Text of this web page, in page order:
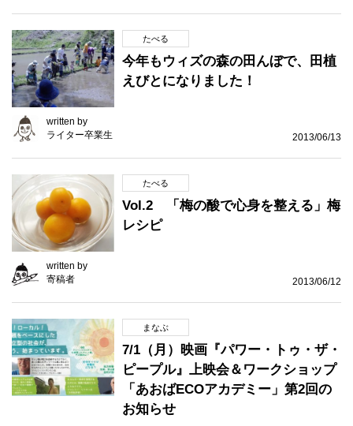
たべる
今年もウィズの森の田んぼで、田植
えびとになりました！
written by
ライター卒業生
2013/06/13
たべる
Vol.2 「梅の酸で心身を整える」梅
レシピ
written by
寄稿者
2013/06/12
まなぶ
7/1（月）映画『パワー・トゥ・ザ・
ピープル』上映会＆ワークショップ
「あおばECOアカデミー」第2回の
お知らせ